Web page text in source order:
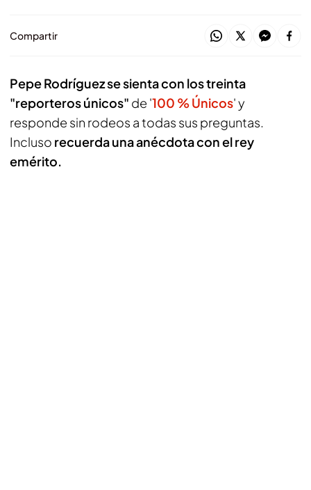
Compartir
Pepe Rodríguez se sienta con los treinta
"reporteros únicos" de '100 % Únicos' y
responde sin rodeos a todas sus preguntas.
Incluso recuerda una anécdota con el rey
emérito.